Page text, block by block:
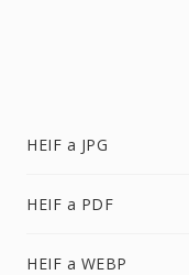
HEIF a JPG
HEIF a PDF
HEIF a WEBP